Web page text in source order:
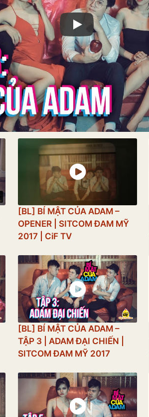
[BL] BÍ MẬT CỦA ADAM –
OPENER | SITCOM ĐAM MỸ
2017 | CiF TV
[BL] BÍ MẬT CỦA ADAM –
TẬP 3 | ADAM ĐẠI CHIẾN |
SITCOM ĐAM MỸ 2017